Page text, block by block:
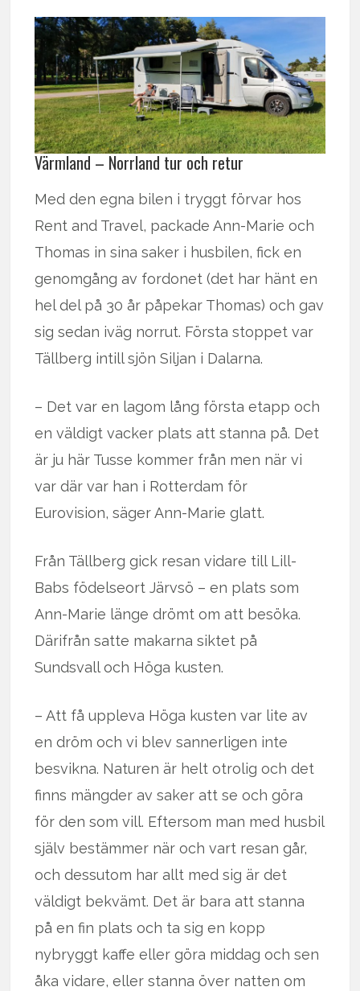
Värmland – Norrland tur och retur
Med den egna bilen i tryggt förvar hos
Rent and Travel, packade Ann-Marie och
Thomas in sina saker i husbilen, fick en
genomgång av fordonet (det har hänt en
hel del på 30 år påpekar Thomas) och gav
sig sedan iväg norrut. Första stoppet var
Tällberg intill sjön Siljan i Dalarna.
– Det var en lagom lång första etapp och
en väldigt vacker plats att stanna på. Det
är ju här Tusse kommer från men när vi
var där var han i Rotterdam för
Eurovision, säger Ann-Marie glatt.
Från Tällberg gick resan vidare till Lill-
Babs födelseort Järvsö – en plats som
Ann-Marie länge drömt om att besöka.
Därifrån satte makarna siktet på
Sundsvall och Höga kusten.
– Att få uppleva Höga kusten var lite av
en dröm och vi blev sannerligen inte
besvikna. Naturen är helt otrolig och det
finns mängder av saker att se och göra
för den som vill. Eftersom man med husbil
själv bestämmer när och vart resan går,
och dessutom har allt med sig är det
väldigt bekvämt. Det är bara att stanna
på en fin plats och ta sig en kopp
nybryggt kaffe eller göra middag och sen
åka vidare, eller stanna över natten om